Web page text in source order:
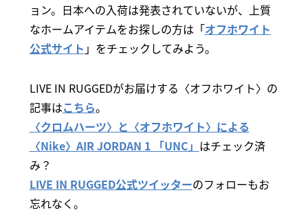
ョン。日本への入荷は発表されていないが、上質
なホームアイテムをお探しの方は「オフホワイト
公式サイト 」をチェックしてみよう。
LIVE IN RUGGEDがお届けする〈オフホワイト〉の
記事はこちら。
〈クロムハーツ〉と〈オフホワイト〉による
〈Nike〉AIR JORDAN 1 「UNC」 はチェック済
み？
LIVE IN RUGGED公式ツイッターのフォローもお
忘れなく。